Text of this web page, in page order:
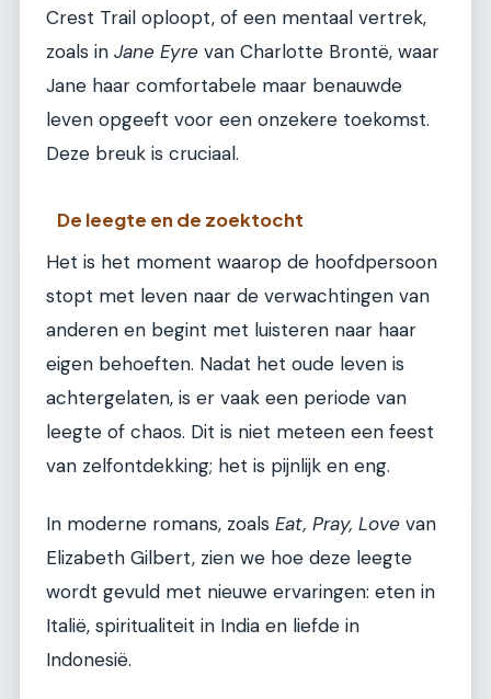
Crest Trail oploopt, of een mentaal vertrek,
zoals in Jane Eyre van Charlotte Brontë, waar
Jane haar comfortabele maar benauwde
leven opgeeft voor een onzekere toekomst.
Deze breuk is cruciaal.
De leegte en de zoektocht
Het is het moment waarop de hoofdpersoon
stopt met leven naar de verwachtingen van
anderen en begint met luisteren naar haar
eigen behoeften. Nadat het oude leven is
achtergelaten, is er vaak een periode van
leegte of chaos. Dit is niet meteen een feest
van zelfontdekking; het is pijnlijk en eng.
In moderne romans, zoals Eat, Pray, Love van
Elizabeth Gilbert, zien we hoe deze leegte
wordt gevuld met nieuwe ervaringen: eten in
Italië, spiritualiteit in India en liefde in
Indonesië.